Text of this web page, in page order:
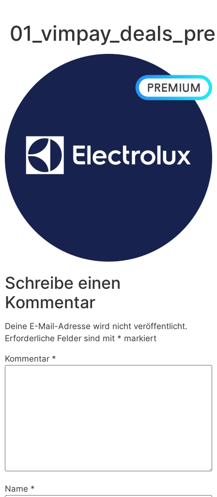
springen
Schreibe einen
Kommentar
Deine E-Mail-Adresse wird nicht veröffentlicht.
Erforderliche Felder sind mit * markiert
Kommentar *
Name *